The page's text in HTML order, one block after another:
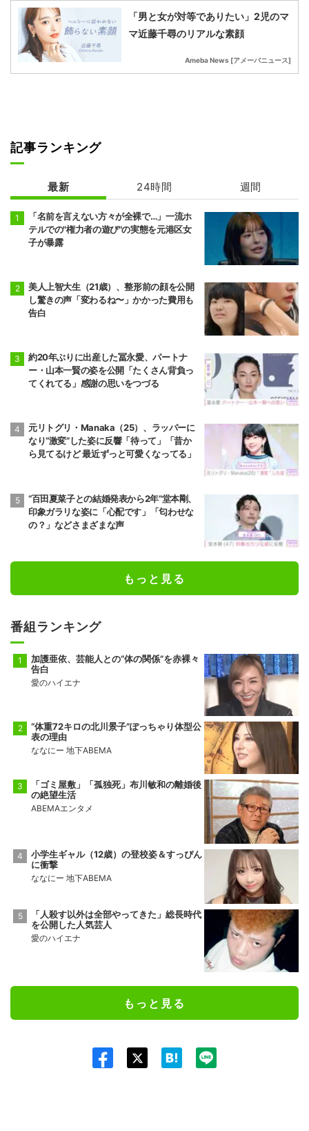
「男と女が対等でありたい」2児のマ
マ近藤千尋のリアルな素顔
Ameba News [アメーバニュース]
記事ランキング
最新 24時間 週間
「名前を言えない方々が全裸で…」一流ホ
テルでの"権力者の遊び"の実態を元港区女
子が暴露
美人上智大生（21歳）、整形前の顔を公開
し驚きの声「変わるね〜」かかった費用も
告白
約20年ぶりに出産した冨永愛、パートナ
ー・山本一賢の姿を公開「たくさん背負っ
てくれてる」感謝の思いをつづる
元リトグリ・Manaka（25）、ラッパーに
なり“激変”した姿に反響「待って」「昔か
ら見てるけど 最近ずっと可愛くなってる」
“百田夏菜子との結婚発表から2年”堂本剛、
印象ガラリな姿に「心配です」「匂わせな
の？」などさまざまな声
もっと見る
番組ランキング
加護亜依、芸能人との“体の関係”を赤裸々
告白
愛のハイエナ
“体重72キロの北川景子”ぽっちゃり体型公
表の理由
ななにー 地下ABEMA
「ゴミ屋敷」「孤独死」布川敏和の離婚後
の絶望生活
ABEMAエンタメ
小学生ギャル（12歳）の登校姿＆すっぴん
に衝撃
ななにー 地下ABEMA
「人殺す以外は全部やってきた」総長時代
を公開した人気芸人
愛のハイエナ
もっと見る